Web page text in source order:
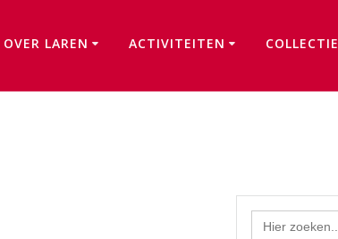
OVER LAREN ACTIVITEITEN COLLECTIE
Zoek
naar: